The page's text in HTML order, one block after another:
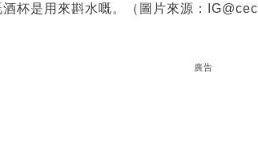
杯是用來斟水嘅。（圖片來源：
廣告